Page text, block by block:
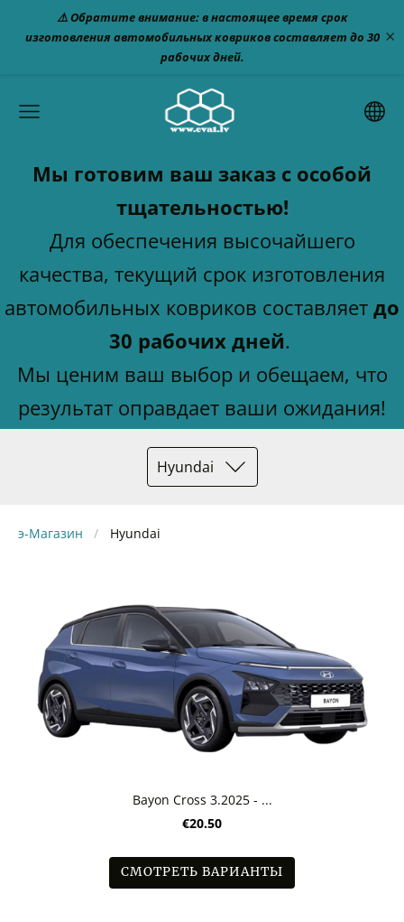
⚠️ Обратите внимание: в настоящее время срок
изготовления автомобильных ковриков составляет до 30
рабочих дней.
×
Мы готовим ваш заказ с особой
тщательностью!
Для обеспечения высочайшего
качества, текущий срок изготовления
автомобильных ковриков составляет до
30 рабочих дней.
Мы ценим ваш выбор и обещаем, что
результат оправдает ваши ожидания!
Hyundai
э-Магазин Hyundai
Bayon Cross 3.2025 - ...
€20.50
СМОТРЕТЬ ВАРИАНТЫ